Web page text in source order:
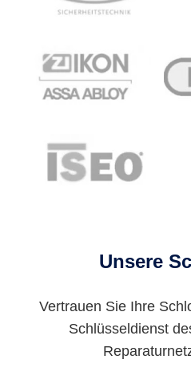
Unsere
Vertrauen Sie Ihre
Schlüsseldienst